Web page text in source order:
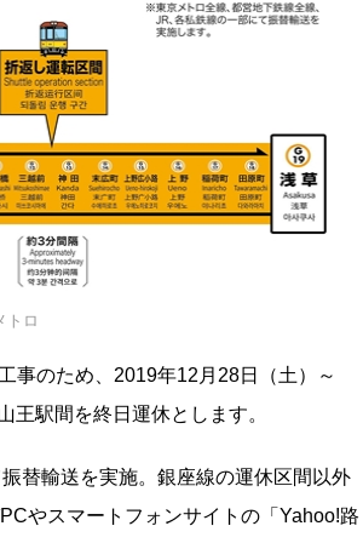
トロ
事のため、2019年12月28日（土）～
駅間を終日運休とします。
替輸送を実施。銀座線の運休区間以外
やスマートフォンサイトの「Yahoo!路